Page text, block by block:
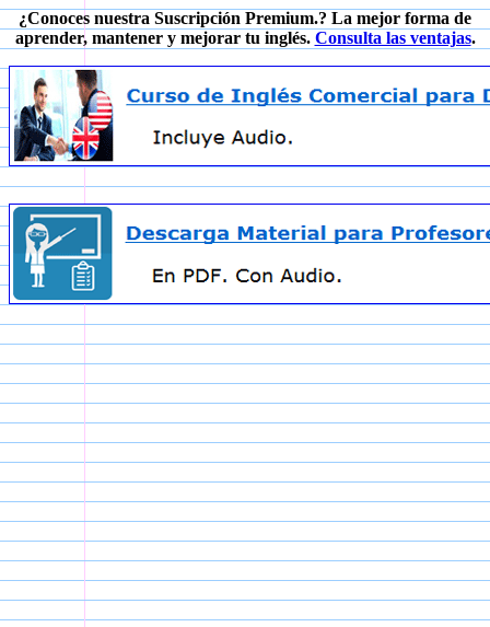
¿Conoces nuestra Suscripción Premium.? La mejor forma de
aprender, mantener y mejorar tu inglés. Consulta las ventajas.